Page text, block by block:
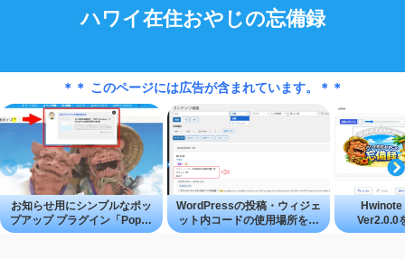
ハワイ在住おやじの忘備録
＊＊ このページには広告が含まれています。＊＊
お知らせ用にシンプルなポッ
プアップ プラグイン「Popup
Studio」
WordPressの投稿・ウィジェ
ット内コードの使用場所を探
せる「Content Search Tool」
Ver2.0.0